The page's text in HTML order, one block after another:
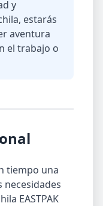
y
estarás
aventura
el trabajo o
tiempo una
necesidades
EASTPAK